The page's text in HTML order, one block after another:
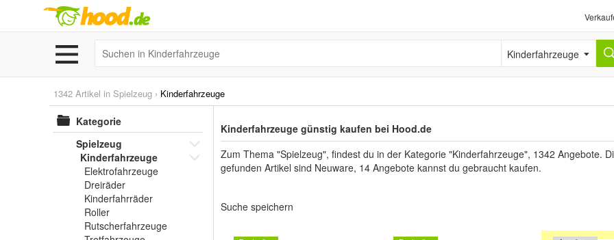
Kinderfahrzeuge
1342 Artikel in Spielzeug › Kinderfahrzeuge
Kategorie
Spielzeug
Kinderfahrzeuge
Elektrofahrzeuge
Dreiräder
Kinderfahrräder
Roller
Rutscherfahrzeuge
Kinderfahrzeuge günstig kaufen bei Hood.de
Zum Thema "Spielzeug", findest du in der Kategorie "Kinderfahrzeuge", 1342 Angebote.
gefunden Artikel sind Neuware, 14 Angebote kannst du gebraucht kaufen.
Suche speichern